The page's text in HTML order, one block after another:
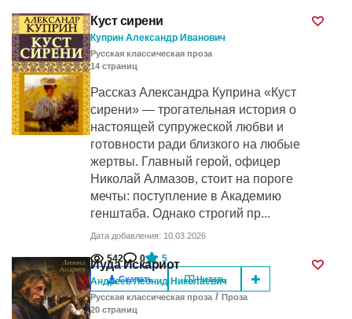
Куст сирени
Куприн Александр Иванович
Русская классическая проза
14 cтраниц
Рассказ Александра Куприна «Куст
сирени» — трогательная история о
настоящей супружеской любви и
готовности ради близкого на любые
жертвы. Главный герой, офицер
Николай Алмазов, стоит на пороге
мечты: поступление в Академию
генштаба. Однако строгий пр...
Дата добавления: 10.03.2026
542 0 5
Скачать Читать
Иуда Искариот
Андреев Леонид Николаевич
Русская классическая проза / Проза
20 cтраниц